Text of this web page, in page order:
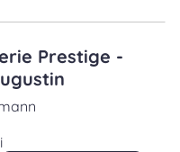
Prestige -